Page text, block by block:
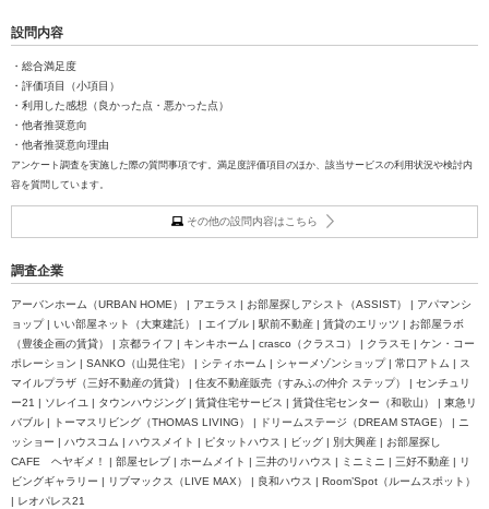
設問内容
・総合満足度
・評価項目（小項目）
・利用した感想（良かった点・悪かった点）
・他者推奨意向
・他者推奨意向理由
アンケート調査を実施した際の質問事項です。満足度評価項目のほか、該当サービスの利用状況や検討内
容を質問しています。
その他の設問内容はこちら
調査企業
アーバンホーム（URBAN HOME） | アエラス | お部屋探しアシスト（ASSIST） | アパマンシ
ョップ | いい部屋ネット（大東建託） | エイブル | 駅前不動産 | 賃貸のエリッツ | お部屋ラボ
（豊後企画の賃貸） | 京都ライフ | キンキホーム | crasco（クラスコ） | クラスモ | ケン・コー
ポレーション | SANKO（山晃住宅） | シティホーム | シャーメゾンショップ | 常口アトム | ス
マイルプラザ（三好不動産の賃貸） | 住友不動産販売（すみふの仲介 ステップ） | センチュリ
ー21 | ソレイユ | タウンハウジング | 賃貸住宅サービス | 賃貸住宅センター（和歌山） | 東急リ
バブル | トーマスリビング（THOMAS LIVING） | ドリームステージ（DREAM STAGE） | ニ
ッショー | ハウスコム | ハウスメイト | ピタットハウス | ビッグ | 別大興産 | お部屋探し
CAFE ヘヤギメ！ | 部屋セレブ | ホームメイト | 三井のリハウス | ミニミニ | 三好不動産 | リ
ビングギャラリー | リブマックス（LIVE MAX） | 良和ハウス | Room’Spot（ルームスポット）
| レオパレス21